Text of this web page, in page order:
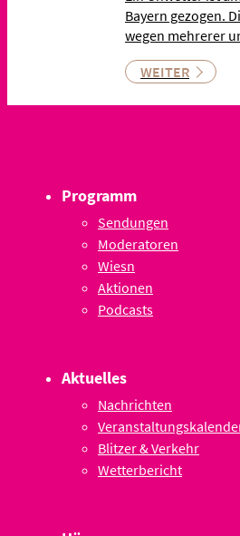
Bayern gezogen.
wegen mehrerer
WEITER
Programm
Sendungen
Moderatoren
Wiesn
Aktionen
Podcasts
Aktuelles
Nachrichten
Blitzer & Verkehr
Wetterbericht